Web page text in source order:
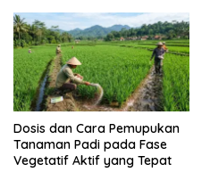
Dosis dan Cara Pemupukan
Tanaman Padi pada Fase
Vegetatif Aktif yang Tepat